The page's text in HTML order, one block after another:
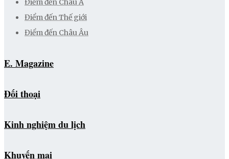
Điểm đến Châu Á
Điểm đến Thế giới
Điểm đến Châu Âu
E. Magazine
Đối thoại
Kinh nghiệm du lịch
Khuyến mại